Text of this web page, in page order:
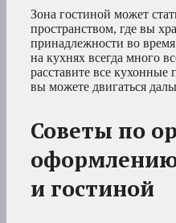
Зона гостиной может
пространством, где вы
принадлежности во
на кухнях всегда много
расставите все
вы можете двигаться
Советы по
и гостиной